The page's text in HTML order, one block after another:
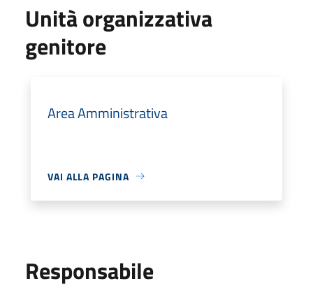
Unità organizzativa
genitore
Area Amministrativa
VAI ALLA PAGINA
Responsabile